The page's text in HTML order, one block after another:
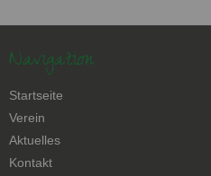
Navigation
Navigation
überspringen
Startseite
Verein
Aktuelles
Kontakt